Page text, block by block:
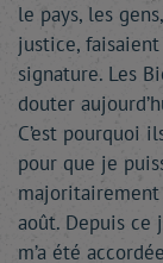
le pays, les
justice,
signature. Les
douter
C’est pourquoi
pour que je
août. Depuis ce
m’a été